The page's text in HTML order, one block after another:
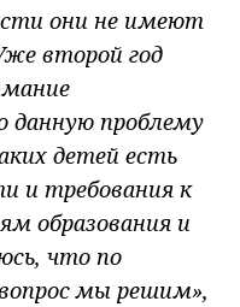
они не имеют
второй год
данную проблему
детей есть
и требования к
образования и
что по
мы решим»,